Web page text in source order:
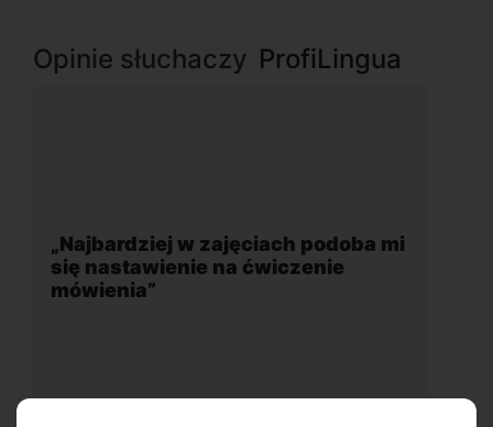
Opinie słuchaczy ProfiLingua
mi
„Wygodna, nowoczesna szkoła
położona w dogodnej lokalizacji”